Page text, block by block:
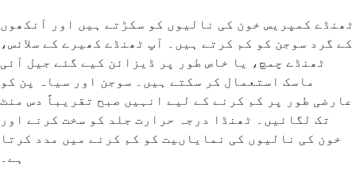
ٹھنڈے کمپریس خون کی نالیوں کو سکڑتے ہیں اور آنکھوں
کے گرد سوجن کو کم کرتے ہیں۔ آپ ٹھنڈے کھیرے کے سلائس،
ٹھنڈے چمچ، یا خاص طور پر ڈیزائن کیے گئے جیل آئی
ماسک استعمال کر سکتے ہیں۔ سوجن اور سیاہ پن کو
عارضی طور پر کم کرنے کے لیے انہیں صبح تقریباً دس منٹ
تک لگائیں۔ ٹھنڈا درجہ حرارت جلد کو سخت کرنے اور
خون کی نالیوں کی نمایاںیت کو کم کرنے میں مدد کرتا
ہے۔